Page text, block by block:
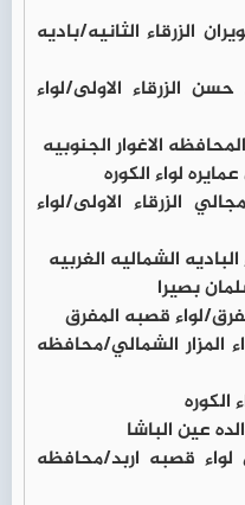
الزرقاء الثانيه/باديه
الزرقاء الاولى/لواء
الزرقاء الاولى/لواء
المزار الشمالي/محافظه
لواء قصبه اربد/محافظه